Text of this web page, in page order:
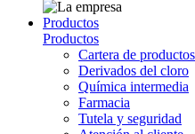
Productos
Productos
Cartera de productos
Derivados del cloro
Química intermedia
Farmacia
Tutela y seguridad